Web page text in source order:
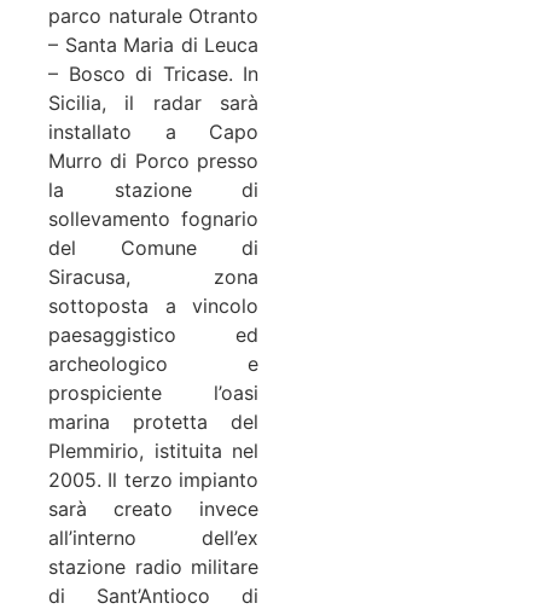
parco naturale Otranto
– Santa Maria di Leuca
– Bosco di Tricase. In
Sicilia, il radar sarà
installato a Capo
Murro di Porco presso
la stazione di
sollevamento fognario
del Comune di
Siracusa, zona
sottoposta a vincolo
paesaggistico ed
archeologico e
prospiciente l’oasi
marina protetta del
Plemmirio, istituita nel
2005. Il terzo impianto
sarà creato invece
all’interno dell’ex
stazione radio militare
di Sant’Antioco di